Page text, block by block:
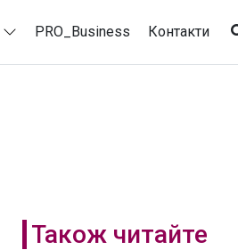
PRO_Business Контакти
Також читайте